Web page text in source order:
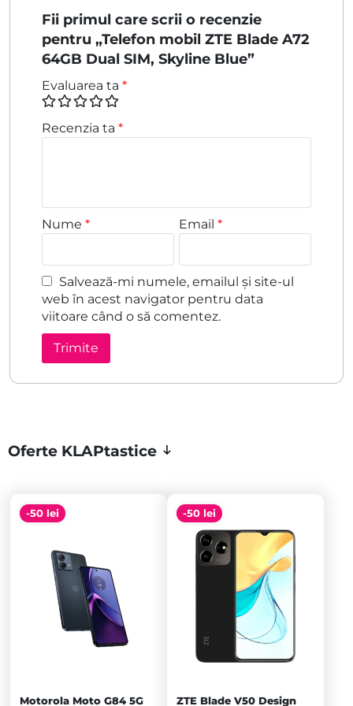
Fii primul care scrii o recenzie
pentru „Telefon mobil ZTE Blade A72
64GB Dual SIM, Skyline Blue”
Evaluarea ta *
Recenzia ta *
Nume * Email*
Salvează-mi numele, emailul și site-ul
web în acest navigator pentru data
viitoare când o să comentez.
Oferte KLAPtastice
-50 lei
Motorola Moto G84 5G
-50 lei
ZTE Blade V50 Design